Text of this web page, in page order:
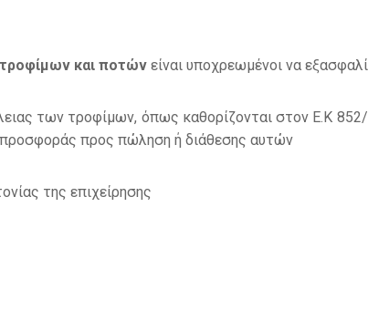
και ποτών είναι υποχρεωμένοι να
των τροφίμων, όπως καθορίζονται στον Ε.Κ
προσφοράς προς πώληση ή διάθεσης αυτών
της επιχείρησης